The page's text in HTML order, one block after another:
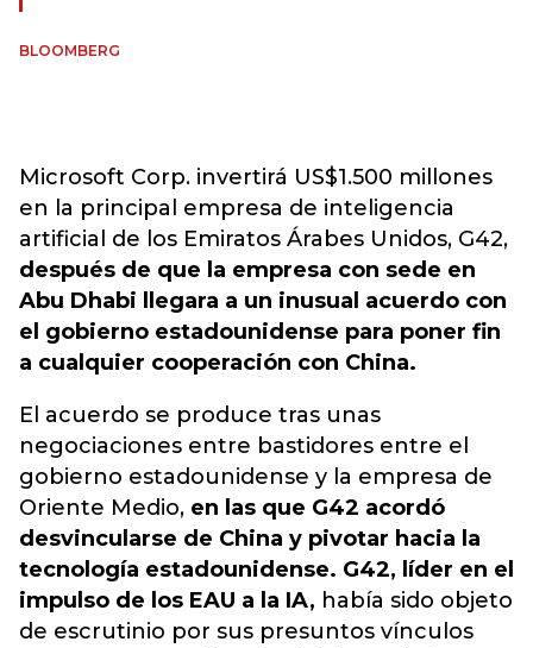
BLOOMBERG
Microsoft Corp. invertirá US$1.500 millones
en la principal empresa de inteligencia
artificial de los Emiratos Árabes Unidos, G42,
después de que la empresa con sede en
Abu Dhabi llegara a un inusual acuerdo con
el gobierno estadounidense para poner fin
a cualquier cooperación con China.
El acuerdo se produce tras unas
negociaciones entre bastidores entre el
gobierno estadounidense y la empresa de
Oriente Medio, en las que G42 acordó
desvincularse de China y pivotar hacia la
tecnología estadounidense. G42, líder en el
impulso de los EAU a la IA, había sido objeto
de escrutinio por sus presuntos vínculos